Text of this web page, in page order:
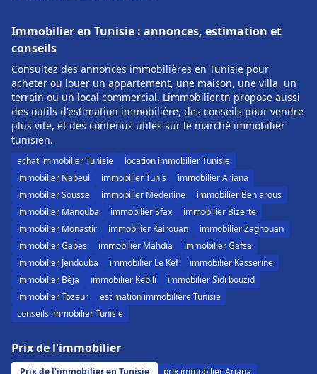
Immobilier en Tunisie : annonces, estimation et
conseils
Consultez des annonces immobilières en Tunisie pour
acheter ou louer un appartement, une maison, une villa, un
terrain ou un local commercial. Limmobilier.tn propose aussi
des outils d'estimation immobilière, des conseils pour vendre
plus vite, et des contenus utiles sur le marché immobilier
tunisien.
achat immobilier Tunisie
location immobilier Tunisie
immobilier Nabeul
immobilier Tunis
immobilier Ariana
immobilier Sousse
immobilier Medenine
immobilier Ben arous
immobilier Manouba
immobilier Sfax
immobilier Bizerte
immobilier Monastir
immobilier Kairouan
immobilier Zaghouan
immobilier Gabes
immobilier Mahdia
immobilier Gafsa
immobilier Jendouba
immobilier Le Kef
immobilier Kasserine
immobilier Béja
immobilier Kebili
immobilier Sidi bouzid
immobilier Tozeur
estimation immobilière Tunisie
conseils immobilier Tunisie
Prix de l'immobilier
Prix de l'immobilier en Tunisie prix immobilier Ariana